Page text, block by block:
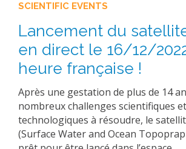
SCIENTIFIC EVENTS
Lancement du
en direct le 16/12/
heure française !
Après une gestation de plus de 14
nombreux challenges scientifiques et
technologiques à résoudre, le
(Surface Water and Ocean